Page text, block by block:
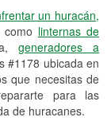
un huracán,
como linternas de
generadores a
#1178 ubicada en
que necesitas de
para las
de huracanes.